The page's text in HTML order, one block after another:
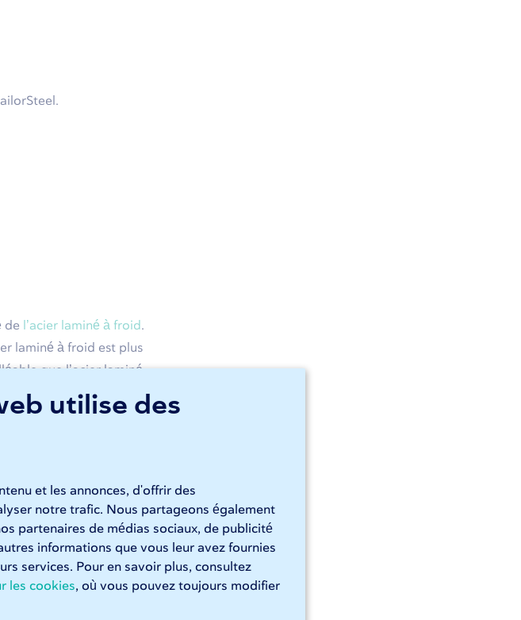
utilise des
et les annonces, d'offrir des
notre trafic. Nous partageons également
partenaires de médias sociaux, de publicité
informations que vous leur avez fournies
services. Pour en savoir plus, consultez
les cookies, où vous pouvez toujours modifier
de l’acier laminé à froid.
laminé à froid est plus
que l’acier laminé
pour reprendre
Alors que l’acier
typique de l’acier
froid.
qualité ; entre les deux,
univoque à cette
dans laquelle vous
voir qu’il existe bien